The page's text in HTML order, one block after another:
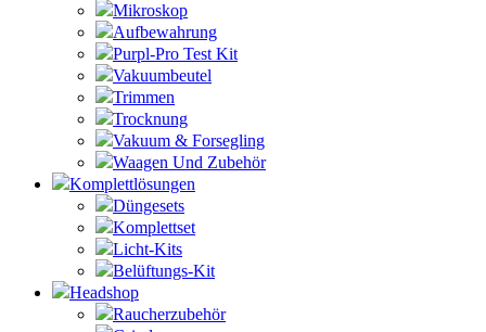
Mikroskop
Aufbewahrung
Purpl-Pro Test Kit
Vakuumbeutel
Trimmen
Trocknung
Vakuum & Forsegling
Waagen Und Zubehör
Komplettlösungen
Düngesets
Komplettset
Licht-Kits
Belüftungs-Kit
Headshop
Raucherzubehör